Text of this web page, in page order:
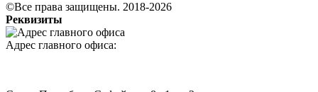
©Все права защищены. 2018-2026
Реквизиты
Адрес главного офиса: